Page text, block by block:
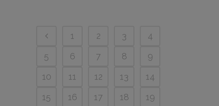
1 2 3
4
5
6 7 8
9
10
11 12 13
14
15
16 17 18
19